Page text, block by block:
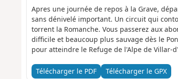
Apres une journée de repos à la Grave,
sans dénivelé important. Un circuit qui
torrent la Romanche. Vous passerez aux
difficile et beaucoup plus sauvage dès le
pour atteindre le Refuge de l'Alpe de Villar-
Télécharger le PDF
Télécharger le GPX